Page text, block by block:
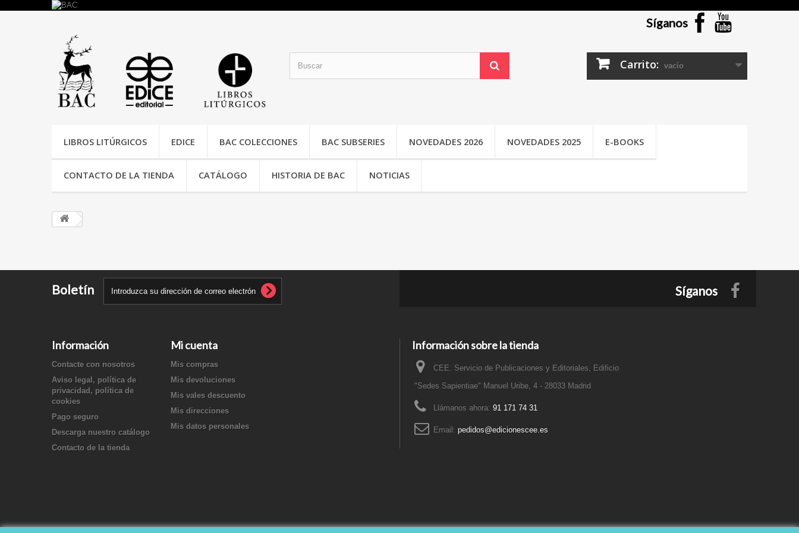
Síganos
Carrito: vacío
LIBROS LITÚRGICOS EDICE BAC COLECCIONES BAC SUBSERIES NOVEDADES 2026 NOVEDADES 2025 E-BOOKS
CONTACTO DE LA TIENDA CATÁLOGO HISTORIA DE BAC NOTICIAS
Boletín Síganos
Información
Contacte con nosotros
Aviso legal, política de
privacidad, política de
cookies
Pago seguro
Descarga nuestro catálogo
Contacto de la tienda
Mi cuenta
Mis compras
Mis devoluciones
Mis vales descuento
Mis direcciones
Mis datos personales
Información sobre la tienda
CEE. Servicio de Publicaciones y Editoriales, Edificio
"Sedes Sapientiae" Manuel Uribe, 4 - 28033 Madrid
Llámanos ahora: 91 171 74 31
Email: pedidos@edicionescee.es